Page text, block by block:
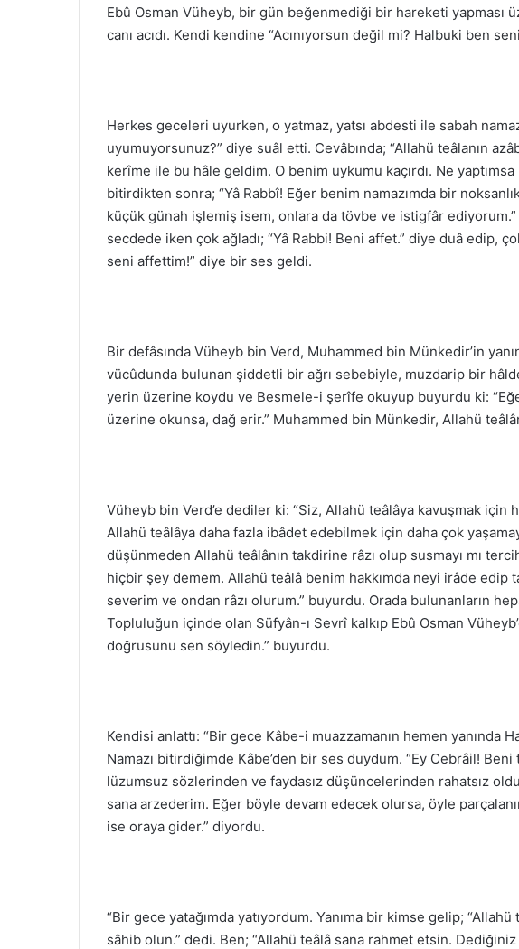
Ebû Osman Vüheyb, bir gün beğenmediği bir hareketi yapması
canı acıdı. Kendi kendine “Acınıyorsun değil mi? Halbuki ben
Herkes geceleri uyurken, o yatmaz, yatsı abdesti ile sabah
uyumuyorsunuz?” diye suâl etti. Cevâbında; “Allahü teâlanın
kerîme ile bu hâle geldim. O benim uykumu kaçırdı. Ne yaptımsa
bitirdikten sonra; “Yâ Rabbî! Eğer benim namazımda bir
küçük günah işlemiş isem, onlara da tövbe ve istigfâr
secdede iken çok ağladı; “Yâ Rabbi! Beni affet.” diye duâ edip,
seni affettim!” diye bir ses geldi.
Bir defâsında Vüheyb bin Verd, Muhammed bin Münkedir’in
vücûdunda bulunan şiddetli bir ağrı sebebiyle, muzdarip bir
yerin üzerine koydu ve Besmele-i şerîfe okuyup buyurdu ki:
üzerine okunsa, dağ erir.” Muhammed bin Münkedir, Allahü
Vüheyb bin Verd’e dediler ki: “Siz, Allahü teâlâya kavuşmak
Allahü teâlâya daha fazla ibâdet edebilmek için daha çok
düşünmeden Allahü teâlânın takdirine râzı olup susmayı mı
hiçbir şey demem. Allahü teâlâ benim hakkımda neyi irâde
severim ve ondan râzı olurum.” buyurdu. Orada bulunanların
Topluluğun içinde olan Süfyân-ı Sevrî kalkıp Ebû Osman
doğrusunu sen söyledin.” buyurdu.
Kendisi anlattı: “Bir gece Kâbe-i muazzamanın hemen yanında
Namazı bitirdiğimde Kâbe’den bir ses duydum. “Ey Cebrâil! Beni
lüzumsuz sözlerinden ve faydasız düşüncelerinden rahatsız
sana arzederim. Eğer böyle devam edecek olursa, öyle
ise oraya gider.” diyordu.
“Bir gece yatağımda yatıyordum. Yanıma bir kimse gelip;
sâhib olun.” dedi. Ben; “Allahü teâlâ sana rahmet etsin. Dediğiniz